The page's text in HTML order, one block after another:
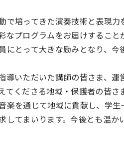
で培ってきた演奏技術と表現
なプログラムをお届けするこ
にとって大きな励みとなり、
導いただいた講師の皆さま、
てくださる地域・保護者の皆さ
楽を通じて地域に貢献し、学
してまいります。今後とも温